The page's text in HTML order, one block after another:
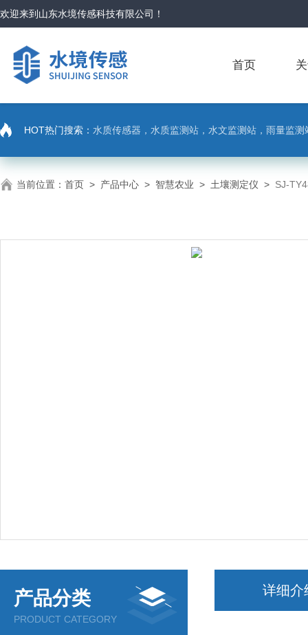
欢迎来到 山东水境传感科技有限公司 ！
首页
HOT热门搜索： 水质传感器，水质监测站，水文监测站，雨量监
当前位置： 首页 > 产品中心 > 智慧农业 > 土壤测定仪 > SJ-
产品分类
PRODUCT CATEGORY
详细介